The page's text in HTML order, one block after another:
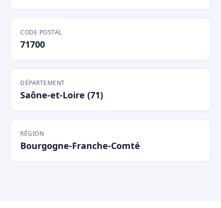
CODE POSTAL
71700
DÉPARTEMENT
Saône-et-Loire (71)
RÉGION
Bourgogne-Franche-Comté